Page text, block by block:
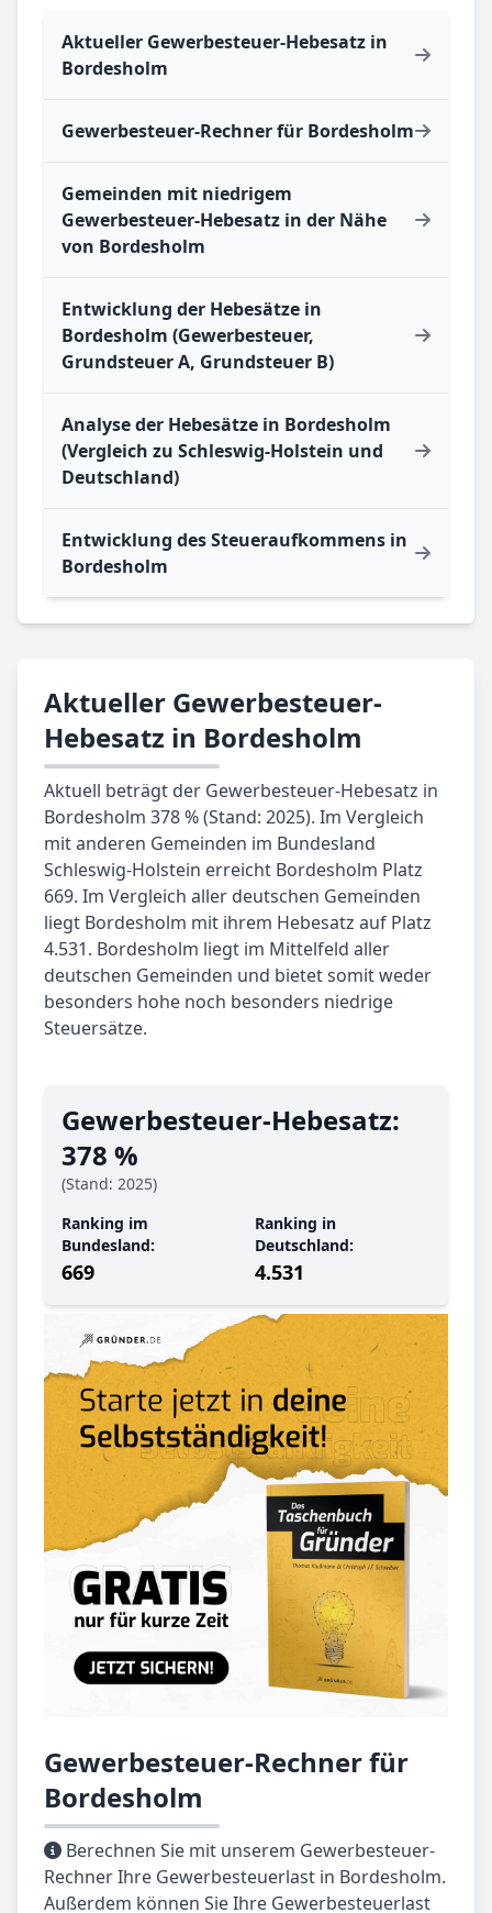
Aktueller Gewerbesteuer-Hebesatz in
Bordesholm
Gewerbesteuer-Rechner für Bordesholm
Gemeinden mit niedrigem
Gewerbesteuer-Hebesatz in der Nähe
von Bordesholm
Entwicklung der Hebesätze in
Bordesholm (Gewerbesteuer,
Grundsteuer A, Grundsteuer B)
Analyse der Hebesätze in Bordesholm
(Vergleich zu Schleswig-Holstein und
Deutschland)
Entwicklung des Steueraufkommens in
Bordesholm
Aktueller Gewerbesteuer-
Hebesatz in Bordesholm
Aktuell beträgt der Gewerbesteuer-Hebesatz in
Bordesholm 378 % (Stand: 2025). Im Vergleich
mit anderen Gemeinden im Bundesland
Schleswig-Holstein erreicht Bordesholm Platz
669. Im Vergleich aller deutschen Gemeinden
liegt Bordesholm mit ihrem Hebesatz auf Platz
4.531. Bordesholm liegt im Mittelfeld aller
deutschen Gemeinden und bietet somit weder
besonders hohe noch besonders niedrige
Steuersätze.
Gewerbe­steuer-Hebe­satz:
378 %
(Stand: 2025)
Ranking im
Bundesland:
669
Ranking in
Deutschland:
4.531
Gewerbesteuer-Rechner für
Bordesholm
Berechnen Sie mit unserem Gewerbesteuer-
Rechner Ihre Gewerbesteuerlast in Bordesholm.
Außerdem können Sie Ihre Gewerbesteuerlast